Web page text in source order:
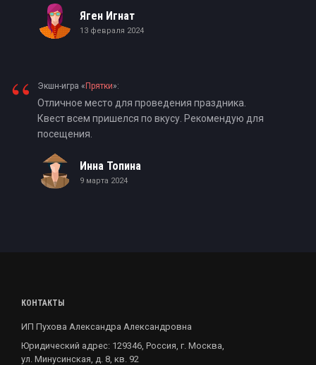
Яген Игнат
13 февраля 2024
“ Экшн-игра «Прятки»:
Отличное место для проведения праздника.
Квест всем пришелся по вкусу. Рекомендую для
посещения.
Инна Топина
9 марта 2024
КОНТАКТЫ
ИП Пухова Александра Александровна
Юридический адрес: 129346, Россия, г. Москва,
ул. Минусинская, д. 8, кв. 92